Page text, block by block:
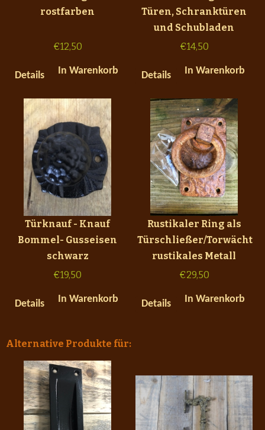
rostfarben
€12,50
Details In Warenkorb
Türen, Schranktüren
und Schubladen
€14,50
Details In Warenkorb
Türknauf - Knauf
Bommel- Gusseisen
schwarz
€19,50
Details In Warenkorb
Rustikaler Ring als
Türschließer/Torwächter
rustikales Metall
€29,50
Details In Warenkorb
Alternative Produkte für: